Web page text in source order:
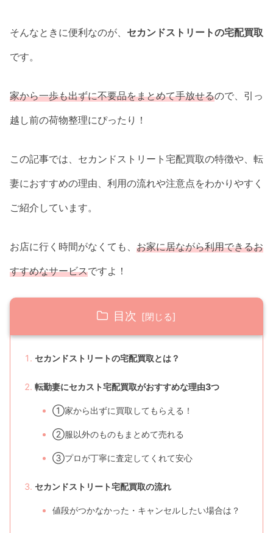
そんなときに便利なのが、 セカンドストリートの宅配買取
です。
家から一歩も出ずに不要品をまとめて手放せるので、引っ
越し前の荷物整理にぴったり！
この記事では、セカンドストリート宅配買取の特徴や、転
妻におすすめの理由、利用の流れや注意点をわかりやすく
ご紹介しています。
お店に行く時間がなくても、 お家に居ながら利用できるお
すすめなサービスですよ！
目次
セカンドストリートの宅配買取とは？
転勤妻にセカスト宅配買取がおすすめな理由3つ
①家から出ずに買取してもらえる！
②服以外のものもまとめて売れる
③プロが丁寧に査定してくれて安心
セカンドストリート宅配買取の流れ
値段がつかなかった・キャンセルしたい場合は？